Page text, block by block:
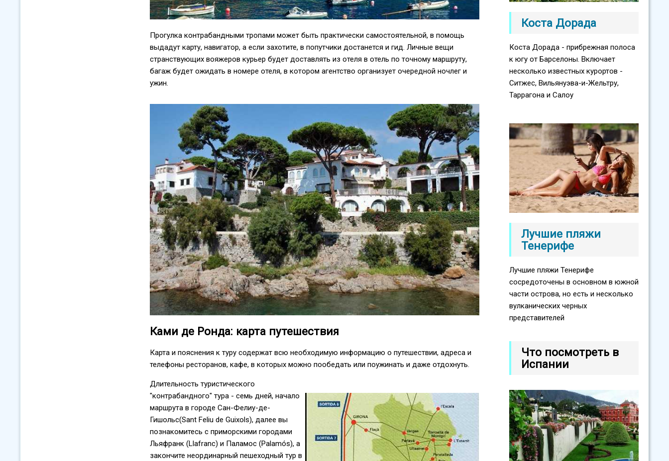
Прогулка контрабандными тропами может быть практически самостоятельной, в помощь
выдадут карту, навигатор, а если захотите, в попутчики достанется и гид. Личные вещи
странствующих вояжеров курьер будет доставлять из отеля в отель по точному маршруту,
багаж будет ожидать в номере отеля, в котором агентство организует очередной ночлег и
ужин.
Ками де Ронда: карта путешествия
Карта и пояснения к туру содержат всю необходимую информацию о путешествии, адреса и
телефоны ресторанов, кафе, в которых можно пообедать или поужинать и даже отдохнуть.
Длительность туристического
"контрабандного" тура - семь дней, начало
маршрута в городе Сан-Фелиу-де-
Гишольс(Sant Feliu de Guixols), далее вы
познакомитесь с приморскими городами
Льяфранк (Llafranc) и Паламос (Palamós), а
закончите неординарный пешеходный тур в
Коста Дорада
Коста Дорада - прибрежная полоса
к югу от Барселоны. Включает
несколько известных курортов -
Ситжес, Вильянуэва-и-Жельтру,
Таррагона и Салоу
Лучшие пляжи
Тенерифе
Лучшие пляжи Тенерифе
сосредоточены в основном в южной
части острова, но есть и несколько
вулканических черных
представителей
Что посмотреть в
Испании